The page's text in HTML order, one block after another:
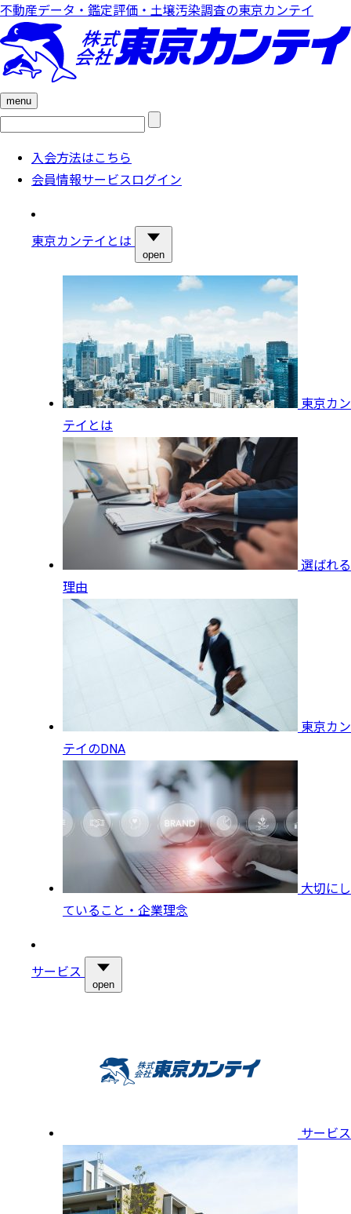
不動産データ・鑑定評価・土壌汚染調査の東京カンテイ
menu
検
入会方法はこちら
会員情報サービスログイン
東京カンテイとは
open
東京カン
テイとは
選ばれる
理由
東京カン
テイのDNA
大切にし
ていること・企業理念
サービス
open
サービス